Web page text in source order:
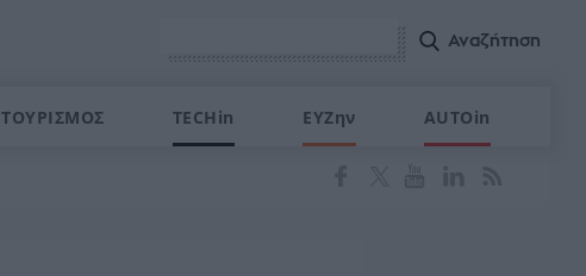
ΤΟΥΡΙΣΜΟΣ TECHin ΕΥΖην AUTOin